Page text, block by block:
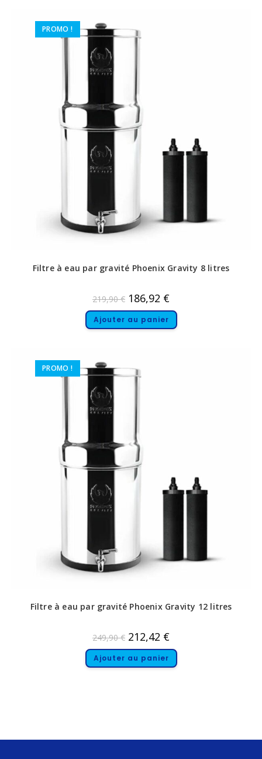
PROMO !
Filtre à eau par gravité Phoenix Gravity 8 litres
219,90€ 186,92 €
Ajouter au panier
PROMO !
Filtre à eau par gravité Phoenix Gravity 12 litres
249,90€ 212,42 €
Ajouter au panier